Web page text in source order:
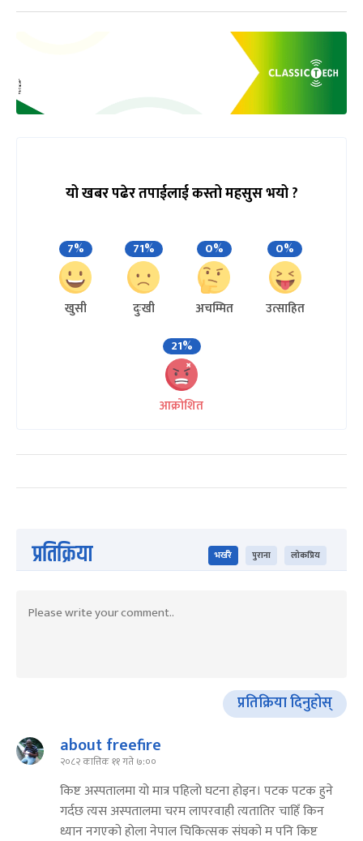
यो खबर पढेर तपाईलाई कस्तो महसुस भयो ?
7%
खुसी
71%
दुःखी
0%
अचम्मित
0%
उत्साहित
21%
आक्रोशित
प्रतिक्रिया भर्खरै पुराना लोकप्रिय
प्रतिक्रिया दिनुहोस्
about freefire
२०८२ कात्तिक ११ गते ७:००
किष्ट अस्पतालमा यो मात्र पहिलो घटना होइन। पटक पटक हुने
गर्दछ त्यस अस्पतालमा चरम लापरवाही त्यतातिर चाहिँ किन
ध्यान नगएको होला नेपाल चिकित्सक संघको म पनि किष्ट